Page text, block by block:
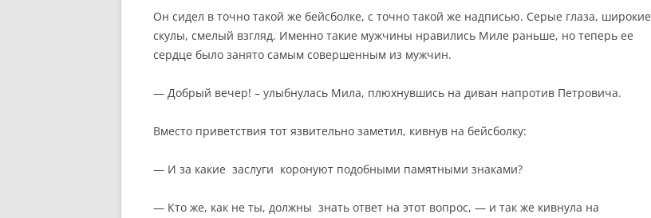
Он сидел в точно такой же бейсболке, с точно такой же надписью. Серые глаза, широкие
скулы, смелый взгляд. Именно такие мужчины нравились Миле раньше, но теперь ее
сердце было занято самым совершенным из мужчин.
— Добрый вечер! – улыбнулась Мила, плюхнувшись на диван напротив Петровича.
Вместо приветствия тот язвительно заметил, кивнув на бейсболку:
— И за какие заслуги коронуют подобными памятными знаками?
— Кто же, как не ты, должны знать ответ на этот вопрос, — и так же кивнула на